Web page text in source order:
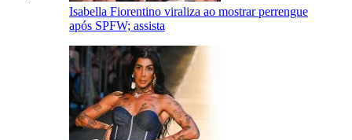
Isabella Fiorentino viraliza ao mostrar perrengue
após SPFW; assista